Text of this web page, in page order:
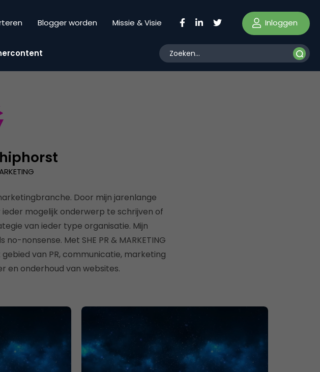
Blogger worden Missie & Visie Inloggen
Door mijn jarenlange
mogelijk onderwerp te schrijven of
van ieder type organisatie. Mijn
nonsense. Met SHE PR & MARKETING
van PR, communicatie, marketing
en onderhoud van websites.